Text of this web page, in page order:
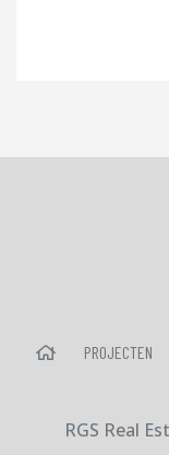
HOME PROJECTEN
RGS Real